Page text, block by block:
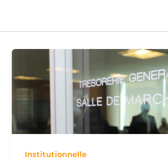
Institutionnelle